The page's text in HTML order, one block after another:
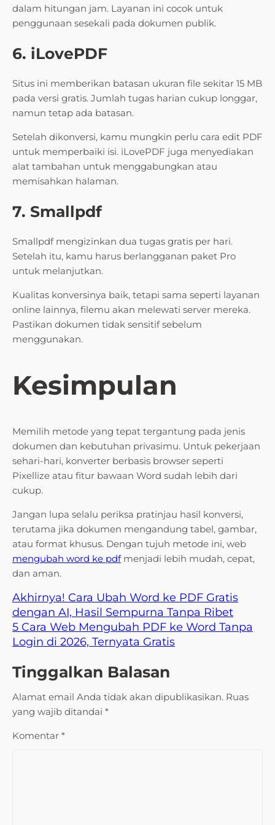
dalam hitungan jam. Layanan ini cocok untuk
penggunaan sesekali pada dokumen publik.
6. iLovePDF
Situs ini memberikan batasan ukuran file sekitar 15 MB
pada versi gratis. Jumlah tugas harian cukup longgar,
namun tetap ada batasan.
Setelah dikonversi, kamu mungkin perlu cara edit PDF
untuk memperbaiki isi. iLovePDF juga menyediakan
alat tambahan untuk menggabungkan atau
memisahkan halaman.
7. Smallpdf
Smallpdf mengizinkan dua tugas gratis per hari.
Setelah itu, kamu harus berlangganan paket Pro
untuk melanjutkan.
Kualitas konversinya baik, tetapi sama seperti layanan
online lainnya, filemu akan melewati server mereka.
Pastikan dokumen tidak sensitif sebelum
menggunakan.
Kesimpulan
Memilih metode yang tepat tergantung pada jenis
dokumen dan kebutuhan privasimu. Untuk pekerjaan
sehari-hari, konverter berbasis browser seperti
Pixellize atau fitur bawaan Word sudah lebih dari
cukup.
Jangan lupa selalu periksa pratinjau hasil konversi,
terutama jika dokumen mengandung tabel, gambar,
atau format khusus. Dengan tujuh metode ini, web
mengubah word ke pdfmenjadi lebih mudah, cepat,
dan aman.
Akhirnya! Cara Ubah Word ke PDF Gratis
dengan AI, Hasil Sempurna Tanpa Ribet
5 Cara Web Mengubah PDF ke Word Tanpa
Login di 2026, Ternyata Gratis
Tinggalkan Balasan
Alamat email Anda tidak akan dipublikasikan. Ruas
yang wajib ditandai *
Komentar *